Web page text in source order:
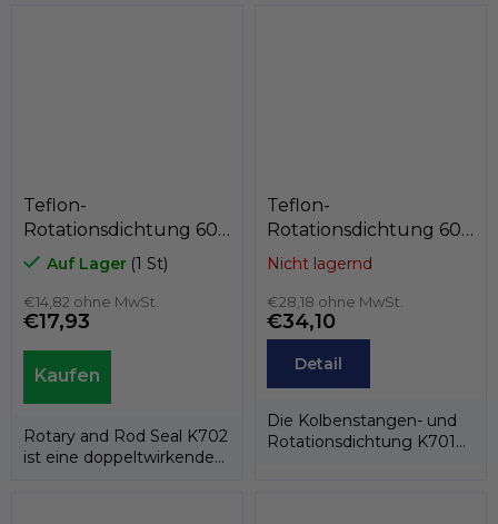
Teflon-
Rotationsdichtung 60
x 75,5 x 6,3
PTFE+Bronze/NBR,
Kastas K702-060/1
Auf Lager (1 St)
€14,82 ohne MwSt.
€17,93
Rotary and Rod Seal K702
ist eine doppeltwirkende
Teflon-
Rotationsdichtung 60
x 69,4 x 7,1
PTFE+C/Edelstahlfeder,
Kastas K701-060
Nicht lagernd
€28,18 ohne MwSt.
€34,10
Detail
Die Kolbenstangen- und
Rotationsdichtung K701